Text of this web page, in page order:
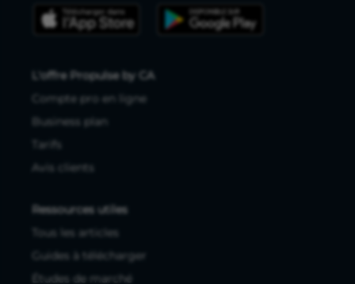
L'offre Propulse by CA
Compte pro en ligne
Business plan
Tarifs
Avis clients
Ressources utiles
Tous les articles
Guides à télécharger
Études de marché